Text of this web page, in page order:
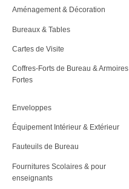
i
c
l
e
Aménagement & Décoration
Bureaux & Tables
Cartes de Visite
Coffres-Forts de Bureau & Armoires
Fortes
Enveloppes
Équipement Intérieur & Extérieur
Fauteuils de Bureau
Fournitures Scolaires & pour
enseignants